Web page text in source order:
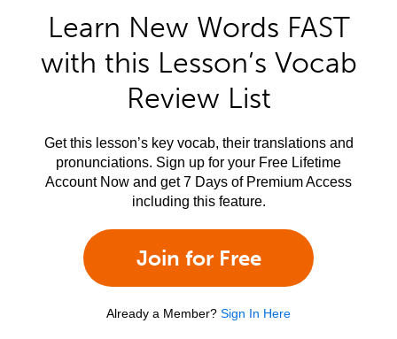
Learn New Words FAST
with this Lesson’s Vocab
Review List
Get this lesson’s key vocab, their translations and
pronunciations. Sign up for your Free Lifetime
Account Now and get 7 Days of Premium Access
including this feature.
Join for Free
Already a Member? Sign In Here